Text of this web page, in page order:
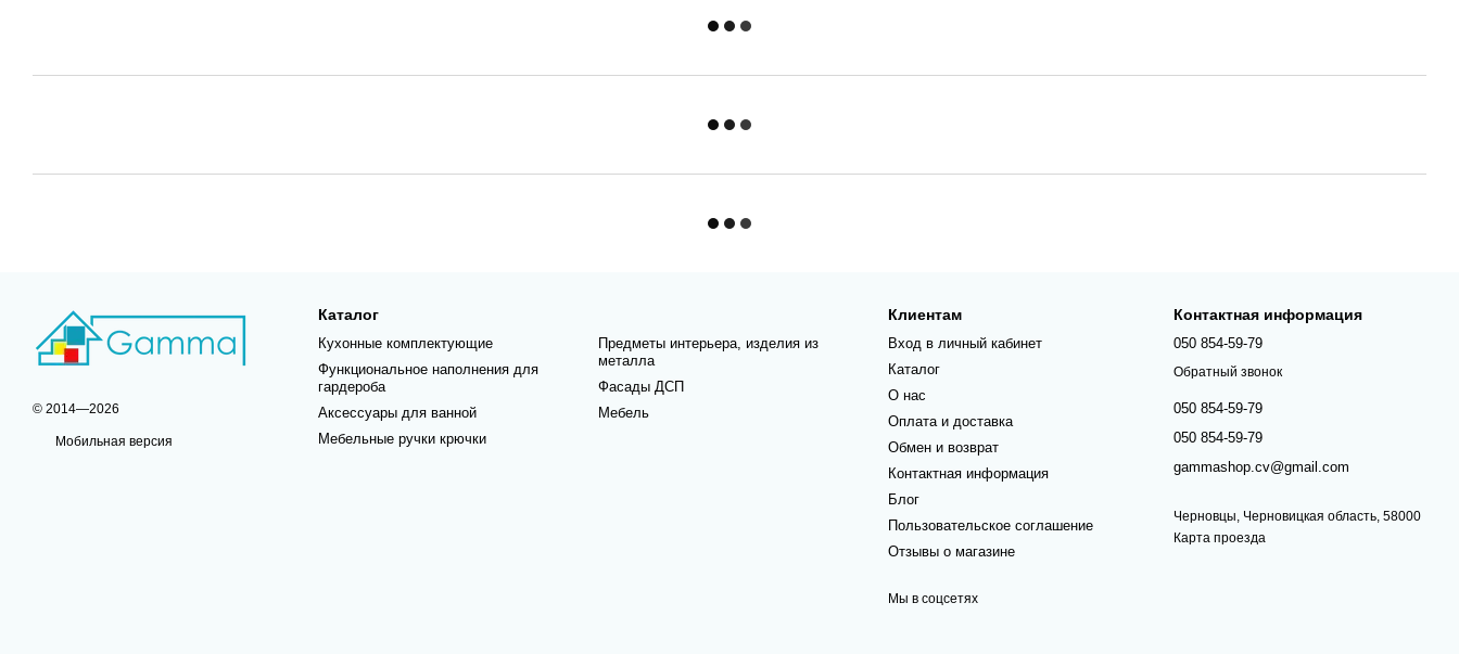
© 2014—2026
Мобильная версия
Каталог
Кухонные комплектующие
Функциональное наполнения для
гардероба
Аксессуары для ванной
Мебельные ручки крючки
Предметы интерьера, изделия из
металла
Фасады ДСП
Мебель
Клиентам
Вход в личный кабинет
Каталог
О нас
Оплата и доставка
Обмен и возврат
Контактная информация
Блог
Пользовательское соглашение
Отзывы о магазине
Мы в соцсетях
Контактная информация
050 854-59-79
Обратный звонок
050 854-59-79
050 854-59-79
gammashop.cv@gmail.com
Черновцы, Черновицкая область, 58000
Карта проезда